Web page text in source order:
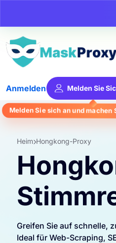
Anmelden Melden Sie
Melden Sie sich an und machen
Heim Hongkong-Proxy
Greifen Sie auf schnelle,
Ideal für Web-Scraping,